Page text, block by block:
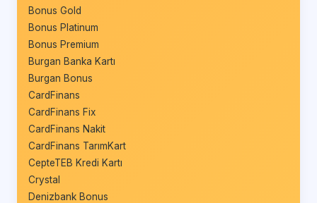
Bonus Gold
Bonus Platinum
Bonus Premium
Burgan Banka Kartı
Burgan Bonus
CardFinans
CardFinans Fix
CardFinans Nakit
CardFinans TarımKart
CepteTEB Kredi Kartı
Crystal
Denizbank Bonus